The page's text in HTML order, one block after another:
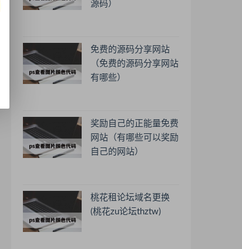
源码）
免费的源码分享网站
（免费的源码分享网站
有哪些）
奖励自己的正能量免费
网站（有哪些可以奖励
自己的网站）
桃花租论坛域名更换
(桃花zu论坛thztw)